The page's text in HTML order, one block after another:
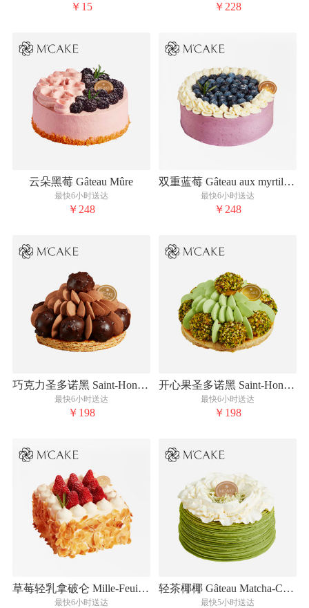
￥15 ￥228
云朵黑莓 Gâteau Mûre
最快6小时送达
￥248
双重蓝莓 Gâteau aux myrtilles doubles
最快6小时送达
￥248
巧克力圣多诺黑 Saint-Honoré Au Chocolat
最快6小时送达
￥198
开心果圣多诺黑 Saint-Honoré à la Pistache
最快6小时送达
￥198
草莓轻乳拿破仑 Mille-Feuille Aux Fraises Légère Et Crème
最快6小时送达
轻茶椰椰 Gâteau Matcha-Coco
最快5小时送达